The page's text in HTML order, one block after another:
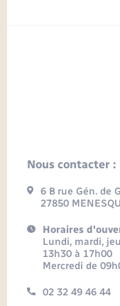
Nous contacter :
6 B rue Gén. de
27850
Horaires
Lundi, mardi,
13h30 à 17h00
Mercredi de
02 32 49 46 44